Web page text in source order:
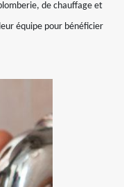
de chauffage et
équipe pour bénéficier